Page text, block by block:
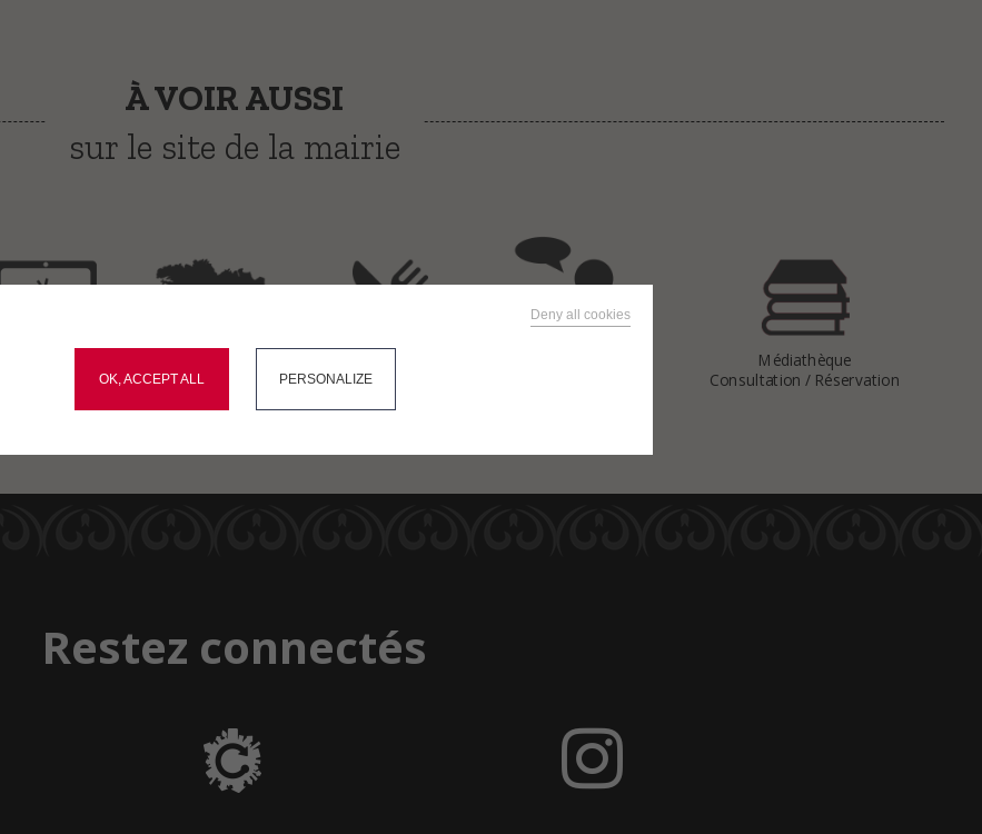
À VOIR AUSSI
sur le site de la mairie
administratives
interactive
restaurant scolaire
Médiathèque
Consultation / Réservation
Restez connectés
OK, ACCEPT ALL
Deny all cookies
PERSONALIZE